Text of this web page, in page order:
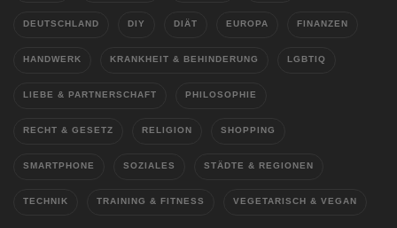
DEUTSCHLAND DIY DIÄT EUROPA FINANZEN
HANDWERK KRANKHEIT & BEHINDERUNG LGBTIQ
LIEBE & PARTNERSCHAFT PHILOSOPHIE
RECHT & GESETZ RELIGION SHOPPING
SMARTPHONE SOZIALES STÄDTE & REGIONEN
TECHNIK TRAINING & FITNESS VEGETARISCH & VEGAN